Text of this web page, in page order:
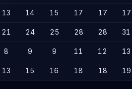
13 14 15 17 17 17
21 24 25 28 28 31
8 9 9 11 12 13
13 15 16 18 18 19